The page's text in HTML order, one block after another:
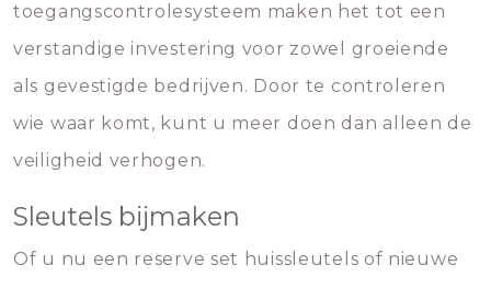
toegangscontrolesysteem maken het tot een
verstandige investering voor zowel groeiende
als gevestigde bedrijven. Door te controleren
wie waar komt, kunt u meer doen dan alleen de
veiligheid verhogen.
Sleutels bijmaken
Of u nu een reserve set huissleutels of nieuwe